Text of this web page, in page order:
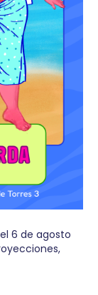
6 de agosto